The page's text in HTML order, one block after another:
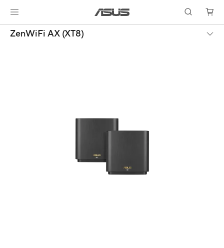
ZenWiFi AX (XT8)